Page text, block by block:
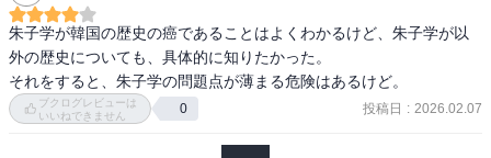
朱子学が韓国の歴史の癌であることはよくわかるけど、朱子学が以
外の歴史についても、具体的に知りたかった。
それをすると、朱子学の問題点が薄まる危険はあるけど。
ブクログレビューは
いいねできません
0 投稿日 : 2026.02.07